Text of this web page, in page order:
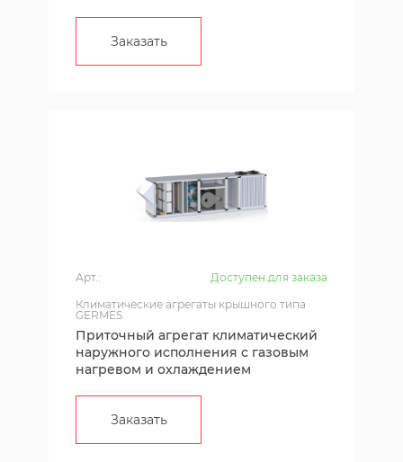
Заказать
Арт.:
Доступен для заказа
Климатические агрегаты крышного типа
GERMES
Приточный агрегат климатический
наружного исполнения с газовым
нагревом и охлаждением
Заказать